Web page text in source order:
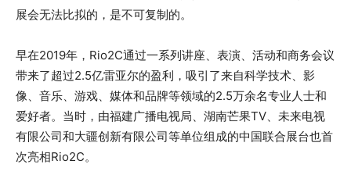
展会无法比拟的，是不可复制的。
早在2019年，Rio2C通过一系列讲座、表演、活动和商务会议
带来了超过2.5亿雷亚尔的盈利，吸引了来自科学技术、影
像、音乐、游戏、媒体和品牌等领域的2.5万余名专业人士和
爱好者。当时，由福建广播电视局、湖南芒果TV、未来电视
有限公司和大疆创新有限公司等单位组成的中国联合展台也首
次亮相Rio2C。